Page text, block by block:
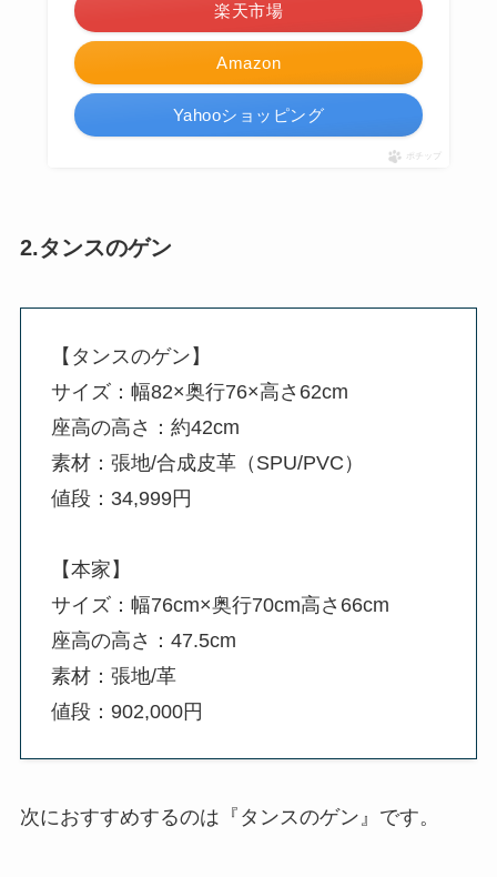
Amazon
楽天市場
Yahooショッピング
ポチップ
2.タンスのゲン
【タンスのゲン】
サイズ：幅82×奥行76×高さ62cm
座高の高さ：約42cm
素材：張地/合成皮革（SPU/PVC）
値段：34,999円
【本家】
サイズ：幅76cm×奥行70cm高さ66cm
座高の高さ：47.5cm
素材：張地/革
値段：902,000円
次におすすめするのは『タンスのゲン』です。